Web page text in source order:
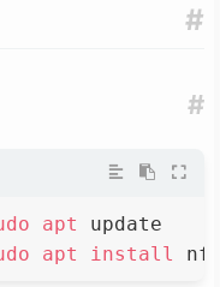
#
#
apt
update
apt install